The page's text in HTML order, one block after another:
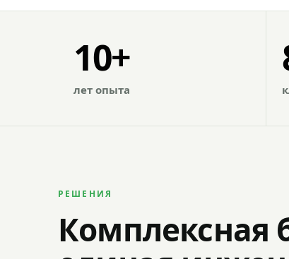
10+
лет опыта
РЕШЕНИЯ
Комплексная